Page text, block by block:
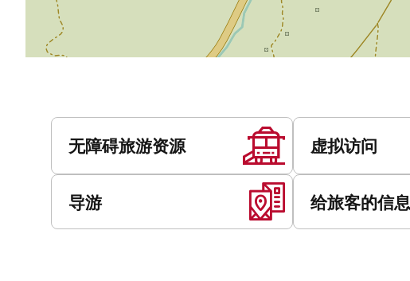
无障碍旅游资源 虚拟访问
导游 给旅客的信息